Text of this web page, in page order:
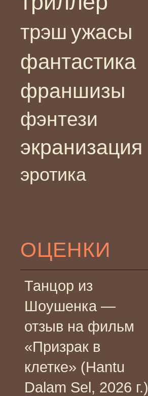
трэш ужасы
фантастика
франшизы
фэнтези
экранизация
эротика
ОЦЕНКИ
Танцор из
Шоушенка —
отзыв на фильм
«Призрак в
клетке» (Hantu
Dalam Sel, 2026 г.)